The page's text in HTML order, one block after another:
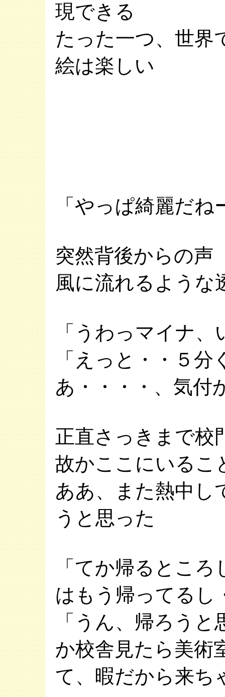
現できる
たった一つ、世界
絵は楽しい
「やっぱ綺麗だ
突然背後からの声
風に流れるような
「うわっマイナ
「えっと・・５
あ・・・・、気付
正直さっきまで校
故かここにいるこ
ああ、また熱中し
うと思った
「てか帰るとこ
はもう帰ってるし
「うん、帰ろう
か校舎見たら美術
て、暇だから来ち